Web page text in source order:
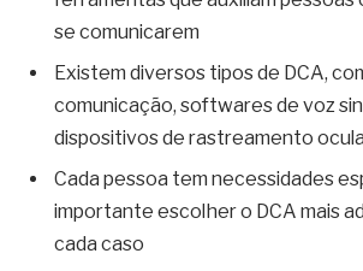
se comunicarem
Existem diversos tipos de DCA,
comunicação, softwares de voz
dispositivos de rastreamento
Cada pessoa tem necessidades
importante escolher o DCA mais
cada caso